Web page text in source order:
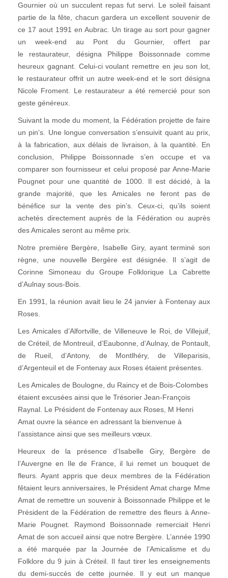
Gournier où un succulent repas fut servi. Le soleil faisant
partie de la fête, chacun gardera un excellent souvenir de
ce 17 aout 1991 en Aubrac. Un tirage au sort pour gagner
un week-end au Pont du Gournier, offert par
le restaurateur, désigna Philippe Boissonnade comme
heureux gagnant. Celui-ci voulant remettre en jeu son lot,
le restaurateur offrit un autre week-end et le sort désigna
Nicole Froment. Le restaurateur a été remercié pour son
geste généreux.
Suivant la mode du moment, la Fédération projette de faire
un pin’s. Une longue conversation s’ensuivit quant au prix,
à la fabrication, aux délais de livraison, à la quantité. En
conclusion, Philippe Boissonnade s’en occupe et va
comparer son fournisseur et celui proposé par Anne-Marie
Pougnet pour une quantité de 1000. Il est décidé, à la
grande majorité, que les Amicales ne feront pas de
bénéfice sur la vente des pin’s. Ceux-ci, qu’ils soient
achetés directement auprès de la Fédération ou auprès
des Amicales seront au même prix.
Notre première Bergère, Isabelle Giry, ayant terminé son
règne, une nouvelle Bergère est désignée. Il s’agit de
Corinne Simoneau du Groupe Folklorique La Cabrette
d’Aulnay sous-Bois.
En 1991, la réunion avait lieu le 24 janvier à Fontenay aux
Roses.
Les Amicales d’Alfortville, de Villeneuve le Roi, de Villejuif,
de Créteil, de Montreuil, d’Eaubonne, d’Aulnay, de Pontault,
de Rueil, d’Antony, de Montlhéry, de Villeparisis,
d’Argenteuil et de Fontenay aux Roses étaient présentes.
Les Amicales de Boulogne, du Raincy et de Bois-Colombes
étaient excusées ainsi que le Trésorier Jean-François
Raynal. Le Président de Fontenay aux Roses, M Henri
Amat ouvre la séance en adressant la bienvenue à
l’assistance ainsi que ses meilleurs vœux.
Heureux de la présence d’Isabelle Giry, Bergère de
l’Auvergne en Ile de France, il lui remet un bouquet de
fleurs. Ayant appris que deux membres de la Fédération
fêtaient leurs anniversaires, le Président Amat charge Mme
Amat de remettre un souvenir à Boissonnade Philippe et le
Président de la Fédération de remettre des fleurs à Anne-
Marie Pougnet. Raymond Boissonnade remerciait Henri
Amat de son accueil ainsi que notre Bergère. L’année 1990
a été marquée par la Journée de l’Amicalisme et du
Folklore du 9 juin à Créteil. Il faut tirer les enseignements
du demi-succès de cette journée. Il y eut un manque